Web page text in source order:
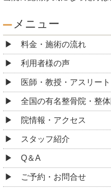
メニュー
料金・施術の流れ
利用者様の声
医師・教授・アスリー
全国の有名整骨院・整
院情報・アクセス
スタッフ紹介
Q＆A
ご予約・お問合せ